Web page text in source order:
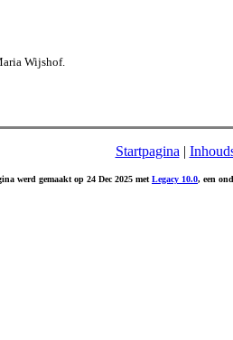
Wijshof.
Startpagina |
werd gemaakt op 24 Dec 2025 met Legacy 10.0, een